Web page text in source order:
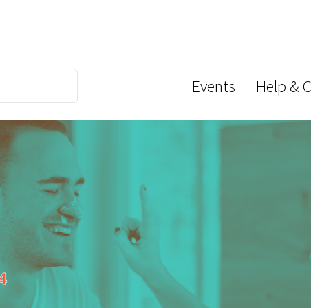
Events Help &